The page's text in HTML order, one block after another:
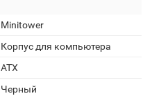
Minitower
Корпус для компьютера
ATX
Черный